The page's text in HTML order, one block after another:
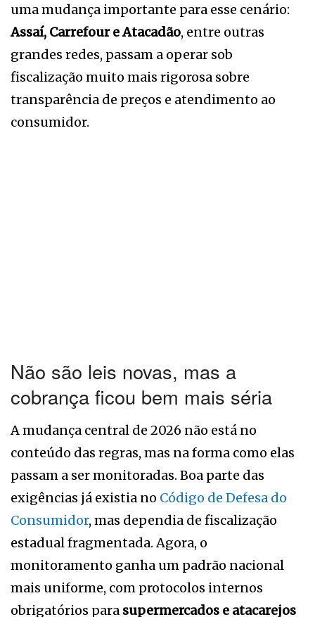
uma mudança importante para esse cenário:
Assaí, Carrefour e Atacadão, entre outras
grandes redes, passam a operar sob
fiscalização muito mais rigorosa sobre
transparência de preços e atendimento ao
consumidor.
Não são leis novas, mas a
cobrança ficou bem mais séria
A mudança central de 2026 não está no
conteúdo das regras, mas na forma como elas
passam a ser monitoradas. Boa parte das
exigências já existia no Código de Defesa do
Consumidor, mas dependia de fiscalização
estadual fragmentada. Agora, o
monitoramento ganha um padrão nacional
mais uniforme, com protocolos internos
obrigatórios para supermercados e atacarejos